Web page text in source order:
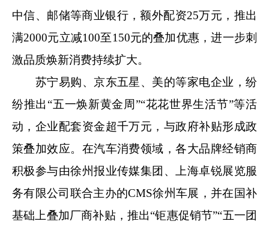
中信、邮储等商业银行，额外配资25万元，推出
满2000元立减100至150元的叠加优惠，进一步刺
激品质焕新消费持续扩大。
苏宁易购、京东五星、美的等家电企业，纷
纷推出“五一焕新黄金周”“花花世界生活节”等活
动，企业配套资金超千万元，与政府补贴形成政
策叠加效应。在汽车消费领域，各大品牌经销商
积极参与由徐州报业传媒集团、上海卓锐展览服
务有限公司联合主办的CMS徐州车展，并在国补
基础上叠加厂商补贴，推出“钜惠促销节”“五一团